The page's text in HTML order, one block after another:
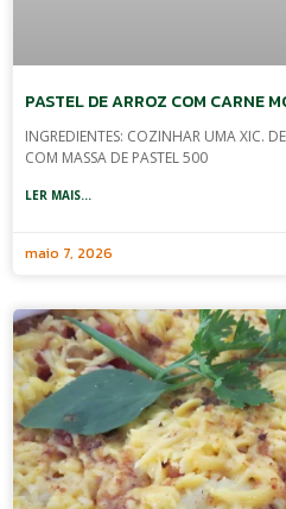
PASTEL DE ARROZ COM CARNE
INGREDIENTES: COZINHAR UMA XIC.
COM MASSA DE PASTEL 500
LER MAIS...
maio 7, 2026